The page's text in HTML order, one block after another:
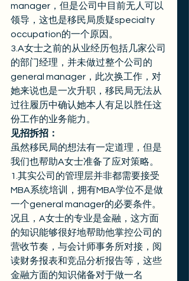
manager，但是公司中目前无人可以
领导，这也是移民局质疑specialty
occupation的一个原因。
3.A女士之前的从业经历包括几家公司
的部门经理，并未做过整个公司的
general manager，此次换工作，对
她来说也是一次升职，移民局无法从
过往履历中确认她本人有足以胜任这
份工作的业务能力。
见招拆招：
虽然移民局的想法有一定道理，但是
我们也帮助A女士准备了应对策略。
1.其实公司的管理层并非都需要接受
MBA系统培训，拥有MBA学位不是做
一个general manager的必要条件。
况且，A女士的专业是金融，这方面
的知识能够很好地帮助他掌控公司的
营收节奏，与会计师事务所对接，阅
读财务报表和竞品分析报告等，这些
金融方面的知识储备对于做一名